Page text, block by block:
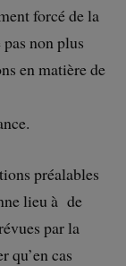
forcé de la
non plus
en matière de
préalables
lieu à de
par la
qu’en cas